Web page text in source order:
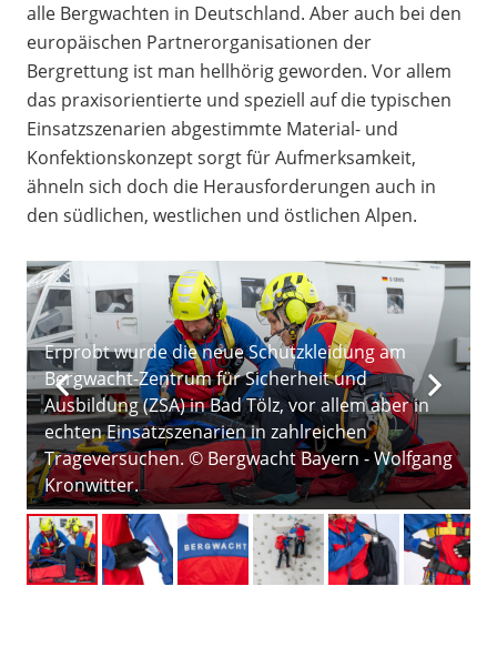
alle Bergwachten in Deutschland. Aber auch bei den
europäischen Partnerorganisationen der
Bergrettung ist man hellhörig geworden. Vor allem
das praxisorientierte und speziell auf die typischen
Einsatzszenarien abgestimmte Material- und
Konfektionskonzept sorgt für Aufmerksamkeit,
ähneln sich doch die Herausforderungen auch in
den südlichen, westlichen und östlichen Alpen.
Erprobt wurde die neue Schutzkleidung am
Bergwacht-Zentrum für Sicherheit und
Ausbildung (ZSA) in Bad Tölz, vor allem aber in
echten Einsatzszenarien in zahlreichen
Trageversuchen. © Bergwacht Bayern - Wolfgang
Kronwitter.